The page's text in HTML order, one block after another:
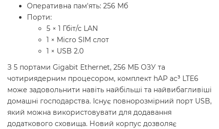
Оперативна пам'ять: 256 Мб
Порти:
5 × 1 Гбіт/с LAN
1 × Micro SIM слот
1 × USB 2.0
З 5 портами Gigabit Ethernet, 256 МБ ОЗУ та
чотириядерним процесором, комплект hAP ac³ LTE6
може задовольнити навіть найбільші та найвибагливіші
домашні господарства. Існує повнорозмірний порт USB,
який можна використовувати для додавання
додаткового сховища. Новий корпус дозволяє